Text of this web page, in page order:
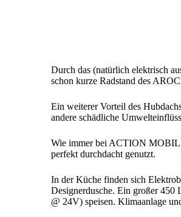
Durch das (natürlich elektrisch
schon kurze Radstand des
Ein weiterer Vorteil des
andere schädliche
Wie immer bei ACTION MOBIL
perfekt durchdacht genutzt.
In der Küche finden sich
Designerdusche. Ein großer 450
@ 24V) speisen. Klimaanlage